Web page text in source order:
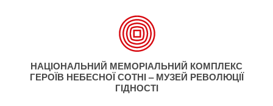
НАЦІОНАЛЬНИЙ МЕМОРІАЛЬНИЙ КОМПЛЕКС
ГЕРОЇВ НЕБЕСНОЇ СОТНІ – МУЗЕЙ РЕВОЛЮЦІЇ
ГІДНОСТІ